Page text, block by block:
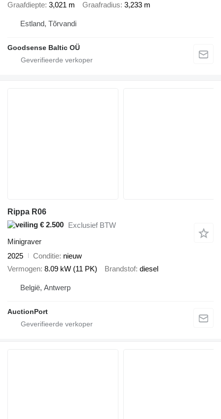
Graafdiepte 3,021 m Graafradius 3,233 m
Estland, Tõrvandi
Goodsense Baltic OÜ
Rippa R06
€ 2.500 Exclusief BTW
Minigraver
2025
Conditie nieuw
Vermogen 8.09 kW (11 PK) Brandstof diesel
België, Antwerp
AuctionPort